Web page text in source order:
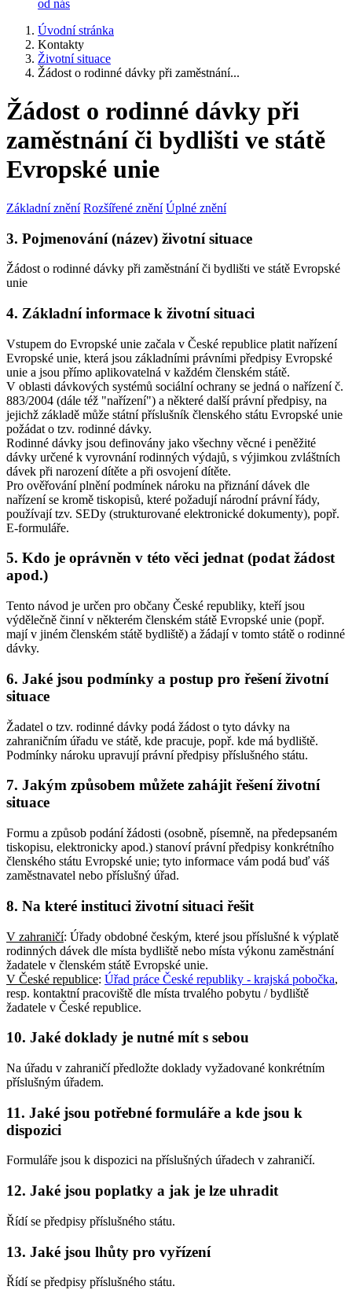
od nás
Úvodní stránka
Kontakty
Životní situace
Žádost o rodinné dávky při zaměstnání...
Žádost o rodinné dávky při
zaměstnání či bydlišti ve státě
Evropské unie
Základní znění Rozšířené znění Úplné znění
3. Pojmenování (název) životní situace
Žádost o rodinné dávky při zaměstnání či bydlišti ve státě Evropské
unie
4. Základní informace k životní situaci
Vstupem do Evropské unie začala v České republice platit nařízení
Evropské unie, která jsou základními právními předpisy Evropské
unie a jsou přímo aplikovatelná v každém členském státě.
V oblasti dávkových systémů sociální ochrany se jedná o nařízení č.
883/2004 (dále též "nařízení") a některé další právní předpisy, na
jejichž základě může státní příslušník členského státu Evropské unie
požádat o tzv. rodinné dávky.
Rodinné dávky jsou definovány jako všechny věcné i peněžité
dávky určené k vyrovnání rodinných výdajů, s výjimkou zvláštních
dávek při narození dítěte a při osvojení dítěte.
Pro ověřování plnění podmínek nároku na přiznání dávek dle
nařízení se kromě tiskopisů, které požadují národní právní řády,
používají tzv. SEDy (strukturované elektronické dokumenty), popř.
E-formuláře.
5. Kdo je oprávněn v této věci jednat (podat žádost
apod.)
Tento návod je určen pro občany České republiky, kteří jsou
výdělečně činní v některém členském státě Evropské unie (popř.
mají v jiném členském státě bydliště) a žádají v tomto státě o rodinné
dávky.
6. Jaké jsou podmínky a postup pro řešení životní
situace
Žadatel o tzv. rodinné dávky podá žádost o tyto dávky na
zahraničním úřadu ve státě, kde pracuje, popř. kde má bydliště.
Podmínky nároku upravují právní předpisy příslušného státu.
7. Jakým způsobem můžete zahájit řešení životní
situace
Formu a způsob podání žádosti (osobně, písemně, na předepsaném
tiskopisu, elektronicky apod.) stanoví právní předpisy konkrétního
členského státu Evropské unie; tyto informace vám podá buď váš
zaměstnavatel nebo příslušný úřad.
8. Na které instituci životní situaci řešit
V zahraničí: Úřady obdobné českým, které jsou příslušné k výplatě
rodinných dávek dle místa bydliště nebo místa výkonu zaměstnání
žadatele v členském státě Evropské unie.
V České republice: Úřad práce České republiky - krajská pobočka,
resp. kontaktní pracoviště dle místa trvalého pobytu / bydliště
žadatele v České republice.
10. Jaké doklady je nutné mít s sebou
Na úřadu v zahraničí předložte doklady vyžadované konkrétním
příslušným úřadem.
11. Jaké jsou potřebné formuláře a kde jsou k
dispozici
Formuláře jsou k dispozici na příslušných úřadech v zahraničí.
12. Jaké jsou poplatky a jak je lze uhradit
Řídí se předpisy příslušného státu.
13. Jaké jsou lhůty pro vyřízení
Řídí se předpisy příslušného státu.